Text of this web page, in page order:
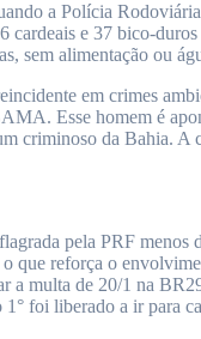
a Polícia
cardeais e 37 bico-
sem alimentação ou
em crimes
Esse homem é
criminoso da Bahia.
pela PRF menos
que reforça o
a multa de 20/1 na
foi liberado a ir para